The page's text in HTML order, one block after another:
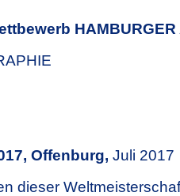
HAMBURGER
Offenburg, Juli 2017
dieser